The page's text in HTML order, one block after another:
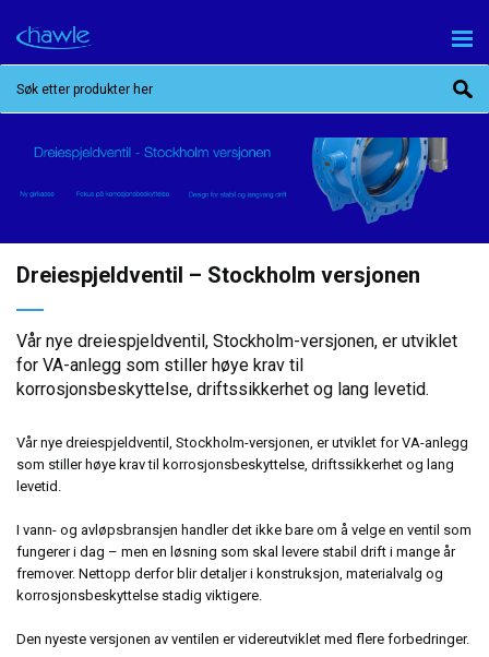
Dreiespjeldventil – Stockholm versjonen
Vår nye dreiespjeldventil, Stockholm-versjonen, er utviklet
for VA-anlegg som stiller høye krav til
korrosjonsbeskyttelse, driftssikkerhet og lang levetid.
Vår nye dreiespjeldventil, Stockholm-versjonen, er utviklet for VA-anlegg
som stiller høye krav til korrosjonsbeskyttelse, driftssikkerhet og lang
levetid.
I vann- og avløpsbransjen handler det ikke bare om å velge en ventil som
fungerer i dag – men en løsning som skal levere stabil drift i mange år
fremover. Nettopp derfor blir detaljer i konstruksjon, materialvalg og
korrosjonsbeskyttelse stadig viktigere.
Den nyeste versjonen av ventilen er videreutviklet med flere forbedringer.